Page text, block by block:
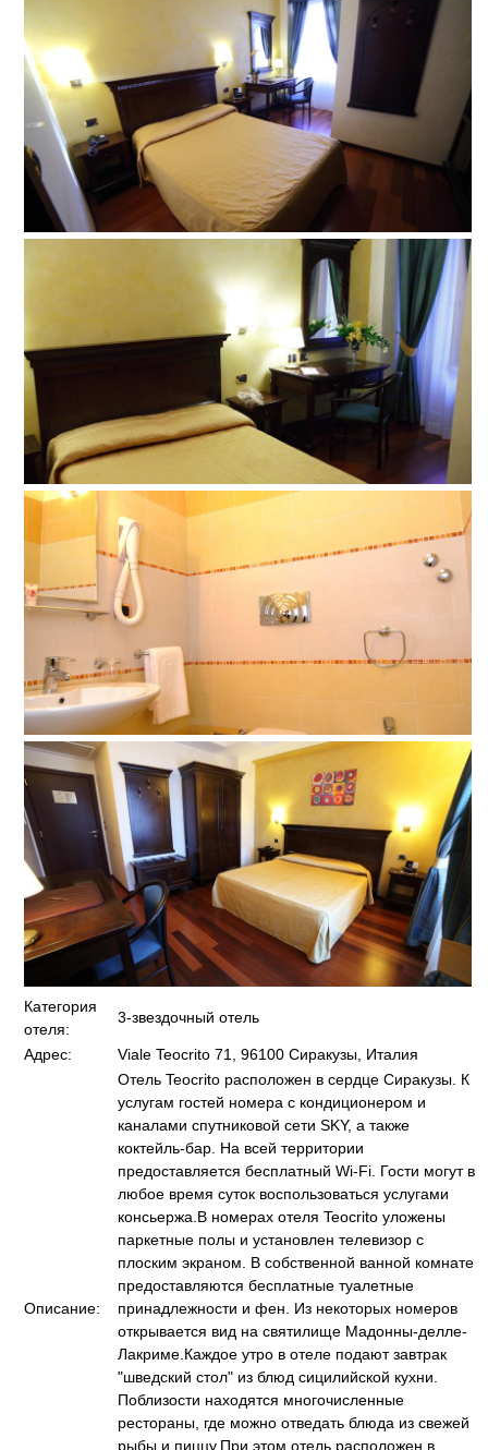
Категория
отеля:
3-звездочный отель
Адрес: Viale Teocrito 71, 96100 Сиракузы, Италия
Описание:
Отель Teocrito расположен в сердце Сиракузы. К
услугам гостей номера с кондиционером и
каналами спутниковой сети SKY, а также
коктейль-бар. На всей территории
предоставляется бесплатный Wi-Fi. Гости могут в
любое время суток воспользоваться услугами
консьержа.В номерах отеля Teocrito уложены
паркетные полы и установлен телевизор с
плоским экраном. В собственной ванной комнате
предоставляются бесплатные туалетные
принадлежности и фен. Из некоторых номеров
открывается вид на святилище Мадонны-делле-
Лакриме.Каждое утро в отеле подают завтрак
"шведский стол" из блюд сицилийской кухни.
Поблизости находятся многочисленные
рестораны, где можно отведать блюда из свежей
рыбы и пиццу.При этом отель расположен в